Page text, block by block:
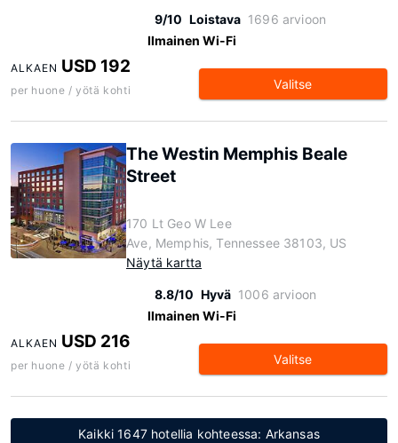
9/10 Loistava 1696 arvioon
Ilmainen Wi-Fi
ALKAEN USD 192
per huone / yötä kohti Valitse
The Westin Memphis Beale
Street
170 Lt Geo W Lee
Ave, Memphis, Tennessee 38103, US
Näytä kartta
8.8/10 Hyvä 1006 arvioon
Ilmainen Wi-Fi
ALKAEN USD 216
per huone / yötä kohti Valitse
Kaikki 1647 hotellia kohteessa: Arkansas